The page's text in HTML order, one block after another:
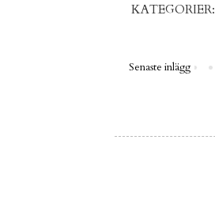
KATEGORIER:
Senaste inlägg